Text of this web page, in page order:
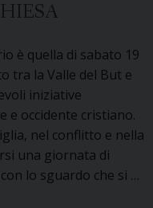
è quella di sabato 19
tra la Valle del But e
iniziative
e occidente cristiano.
nel conflitto e nella
una giornata di
lo sguardo che si …